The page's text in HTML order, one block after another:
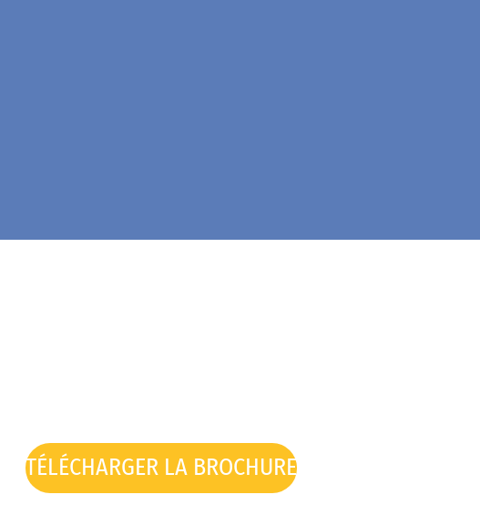
TÉLÉCHARGER LA BROCHURE